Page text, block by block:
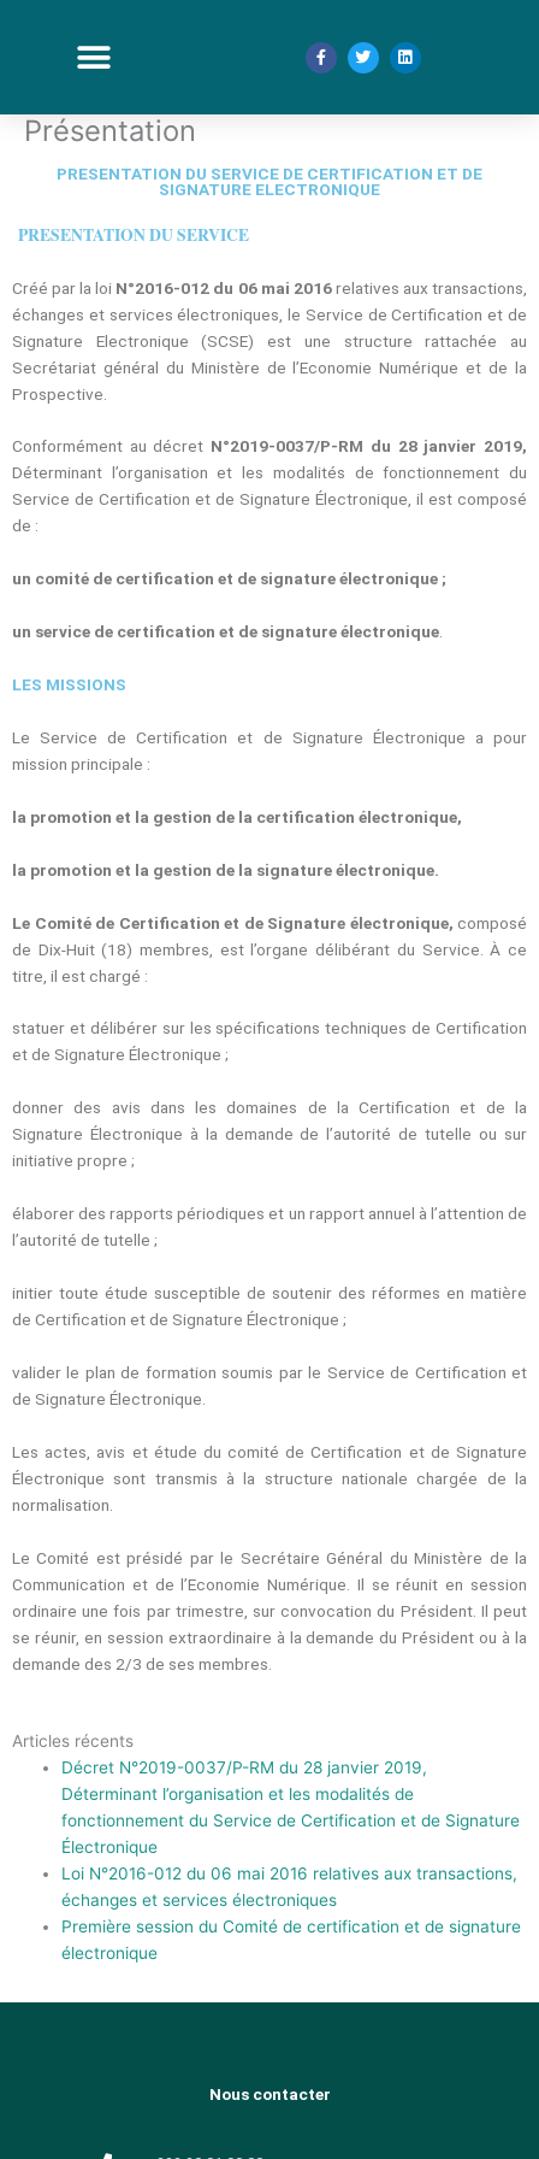
F
a
c
b
-
f
T
w
i
t
L
i
n
e
Présentation
PRESENTATION DU SERVICE DE CERTIFICATION ET DE
SIGNATURE ELECTRONIQUE
PRESENTATION DU SERVICE
Créé par la loi N°2016-012 du 06 mai 2016relatives aux transactions,
échanges et services électroniques, le Service de Certification et de
Signature Electronique (SCSE) est une structure rattachée au
Secrétariat général du Ministère de l’Economie Numérique et de la
Prospective.
Conformément au décret N°2019-0037/P-RM du 28 janvier 2019,
Déterminant l’organisation et les modalités de fonctionnement du
Service de Certification et de Signature Électronique, il est composé
de :
un comité de certification et de signature électronique ;
un service de certification et de signature électronique.
LES MISSIONS
Le Service de Certification et de Signature Électronique a pour
mission principale :
la promotion et la gestion de la certification électronique,
la promotion et la gestion de la signature électronique.
Le Comité de Certification et de Signature électronique, composé
de Dix-Huit (18) membres, est l’organe délibérant du Service. À ce
titre, il est chargé :
statuer et délibérer sur les spécifications techniques de Certification
et de Signature Électronique ;
donner des avis dans les domaines de la Certification et de la
Signature Électronique à la demande de l’autorité de tutelle ou sur
initiative propre ;
élaborer des rapports périodiques et un rapport annuel à l’attention de
l’autorité de tutelle ;
initier toute étude susceptible de soutenir des réformes en matière
de Certification et de Signature Électronique ;
valider le plan de formation soumis par le Service de Certification et
de Signature Électronique.
Les actes, avis et étude du comité de Certification et de Signature
Électronique sont transmis à la structure nationale chargée de la
normalisation.
Le Comité est présidé par le Secrétaire Général du Ministère de la
Communication et de l’Economie Numérique. Il se réunit en session
ordinaire une fois par trimestre, sur convocation du Président. Il peut
se réunir, en session extraordinaire à la demande du Président ou à la
demande des 2/3 de ses membres.
Articles récents
Décret N°2019-0037/P-RM du 28 janvier 2019,
Déterminant l’organisation et les modalités de
fonctionnement du Service de Certification et de Signature
Électronique
Loi N°2016-012 du 06 mai 2016 relatives aux transactions,
échanges et services électroniques
Première session du Comité de certification et de signature
électronique
Nous contacter